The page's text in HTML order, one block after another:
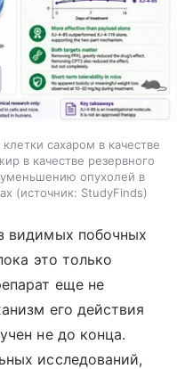
сахаром в качестве
в качестве резервного
уменьшению опухолей в
источник: StudyFinds
видимых побочных
это только
еще не
его действия
не до конца.
исследований,